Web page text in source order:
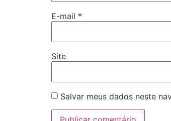
E-mail *
Site
Salvar meus dados neste